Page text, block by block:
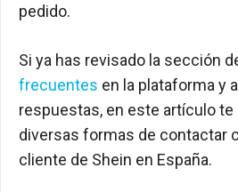
pedido.
Si ya has revisado la sección
frecuentes en la plataforma y
respuestas, en este artículo
diversas formas de contactar
cliente de Shein en España.